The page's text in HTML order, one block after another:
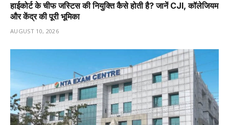
हाईकोर्ट के चीफ जस्टिस की नियुक्ति कैसे होती है? जानें CJI, कॉलेजियम
और केंद्र की पूरी भूमिका
AUGUST 10, 2026